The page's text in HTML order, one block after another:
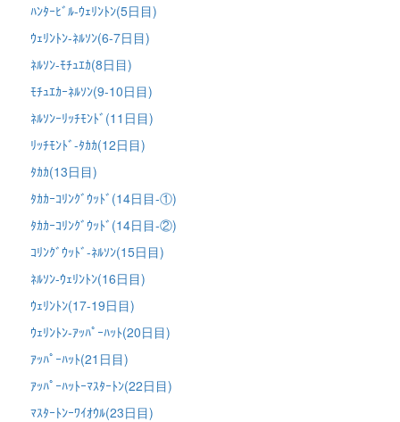
ﾊﾝﾀｰﾋﾞﾙ-ｳｪﾘﾝﾄﾝ(5日目)
ｳｪﾘﾝﾄﾝ-ﾈﾙｿﾝ(6-7日目)
ﾈﾙｿﾝ-ﾓﾁｭｴｶ(8日目)
ﾓﾁｭｴｶｰﾈﾙｿﾝ(9-10日目)
ﾈﾙｿﾝｰﾘｯﾁﾓﾝﾄﾞ(11日目)
ﾘｯﾁﾓﾝﾄﾞ-ﾀｶｶ(12日目)
ﾀｶｶ(13日目)
ﾀｶｶｰｺﾘﾝｸﾞｳｯﾄﾞ(14日目-①)
ﾀｶｶｰｺﾘﾝｸﾞｳｯﾄﾞ(14日目-②)
ｺﾘﾝｸﾞｳｯﾄﾞ-ﾈﾙｿﾝ(15日目)
ﾈﾙｿﾝ-ｳｪﾘﾝﾄﾝ(16日目)
ｳｪﾘﾝﾄﾝ(17-19日目)
ｳｪﾘﾝﾄﾝ-ｱｯﾊﾟｰﾊｯﾄ(20日目)
ｱｯﾊﾟｰﾊｯﾄ(21日目)
ｱｯﾊﾟｰﾊｯﾄｰﾏｽﾀｰﾄﾝ(22日目)
ﾏｽﾀｰﾄﾝｰﾜｲｵｳﾙ(23日目)